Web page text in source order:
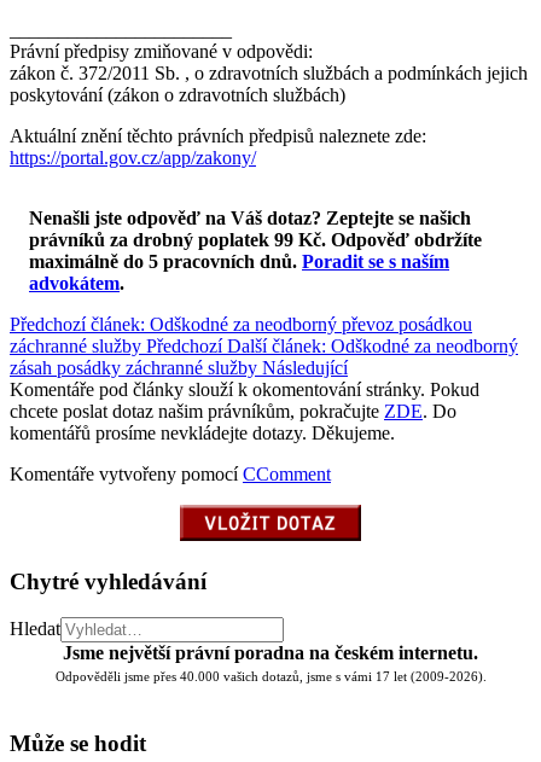
Právní předpisy zmiňované v odpovědi:
zákon č. 372/2011 Sb. , o zdravotních službách a podmínkách jejich
poskytování (zákon o zdravotních službách)
Aktuální znění těchto právních předpisů naleznete zde:
https://portal.gov.cz/app/zakony/
Nenašli jste odpověď na Váš dotaz? Zeptejte se našich
právníků za drobný poplatek 99 Kč. Odpověď obdržíte
maximálně do 5 pracovních dnů. Poradit se s naším
advokátem.
Předchozí článek: Odškodné za neodborný převoz posádkou
záchranné služby Předchozí Další článek: Odškodné za neodborný
zásah posádky záchranné služby Následující
Komentáře pod články slouží k okomentování stránky. Pokud
chcete poslat dotaz našim právníkům, pokračujte ZDE. Do
komentářů prosíme nevkládejte dotazy. Děkujeme.
Komentáře vytvořeny pomocíCComment
Chytré vyhledávání
Hledat
Jsme největší právní poradna na českém internetu.
Odpověděli jsme přes 40.000 vašich dotazů, jsme s vámi 17 let (2009-2026).
Může se hodit